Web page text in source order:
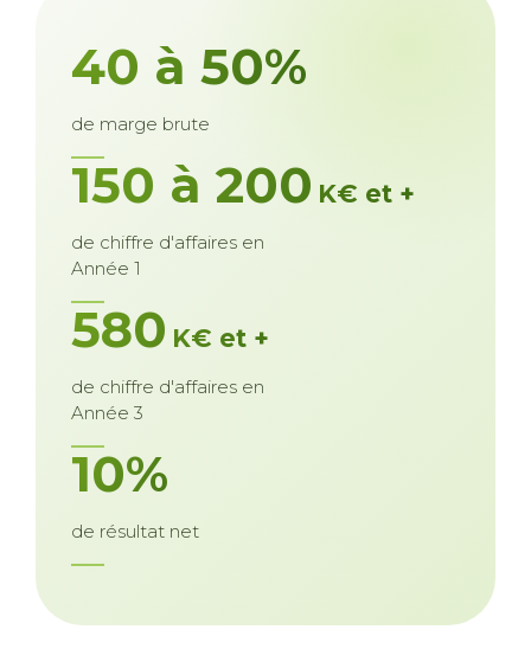
40 à 50%
de marge brute
150 à 200 K€ et +
de chiffre d'affaires en
Année 1
580 K€ et +
de chiffre d'affaires en
Année 3
10%
de résultat net